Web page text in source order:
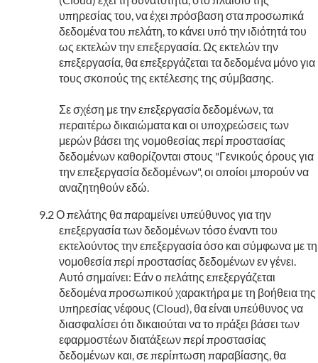
υπηρεσίας του, να έχει πρόσβαση στα προσωπικά
δεδομένα του πελάτη, το κάνει υπό την ιδιότητά του
ως εκτελών την επεξεργασία. Ως εκτελών την
επεξεργασία, θα επεξεργάζεται τα δεδομένα μόνο για
τους σκοπούς της εκτέλεσης της σύμβασης.
Σε σχέση με την επεξεργασία δεδομένων, τα
περαιτέρω δικαιώματα και οι υποχρεώσεις των
μερών βάσει της νομοθεσίας περί προστασίας
δεδομένων καθορίζονται στους "Γενικούς όρους για
την επεξεργασία δεδομένων", οι οποίοι μπορούν να
αναζητηθούν εδώ.
Ο πελάτης θα παραμείνει υπεύθυνος για την
επεξεργασία των δεδομένων τόσο έναντι του
εκτελούντος την επεξεργασία όσο και σύμφωνα με τη
νομοθεσία περί προστασίας δεδομένων εν γένει.
Αυτό σημαίνει: Εάν ο πελάτης επεξεργάζεται
δεδομένα προσωπικού χαρακτήρα με τη βοήθεια της
υπηρεσίας νέφους (Cloud), θα είναι υπεύθυνος να
διασφαλίσει ότι δικαιούται να το πράξει βάσει των
εφαρμοστέων διατάξεων περί προστασίας
δεδομένων και, σε περίπτωση παραβίασης, θα